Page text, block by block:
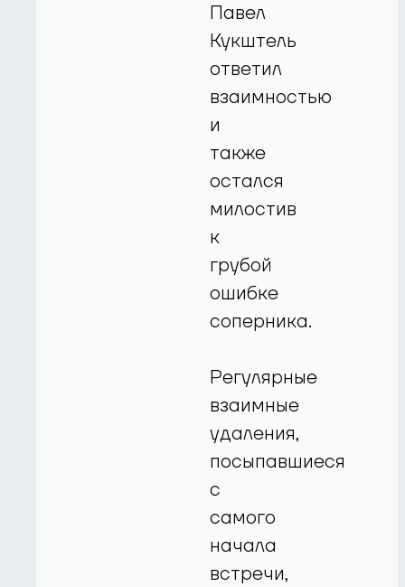
Павел
Кукштель
ответил
взаимностью
и
также
остался
милостив
к
грубой
ошибке
соперника.
Регулярные
взаимные
удаления,
посыпавшиеся
с
самого
начала
встречи,